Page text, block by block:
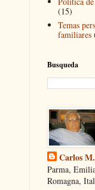
(15)
Temas
familiares
Busqueda
Carlos
Parma,
Romagna,